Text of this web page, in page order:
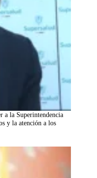
a la Superintendencia
y la atención a los